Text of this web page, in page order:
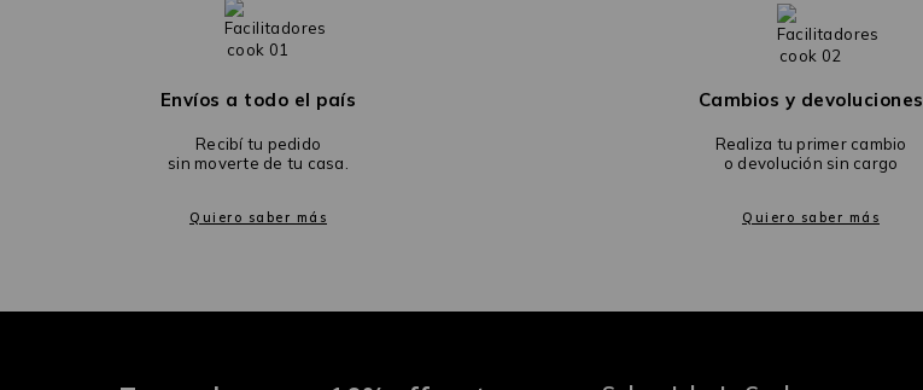
Envíos a todo el país
Recibí tu pedido
sin moverte de tu casa.
Quiero saber más
Cambios y devoluciones
Realiza tu primer cambio
o devolución sin cargo
Quiero saber más